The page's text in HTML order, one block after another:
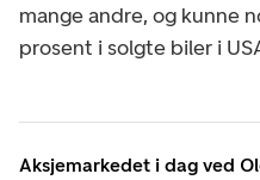
mange andre, og kunne
prosent i solgte biler i
Aksjemarkedet i dag ved